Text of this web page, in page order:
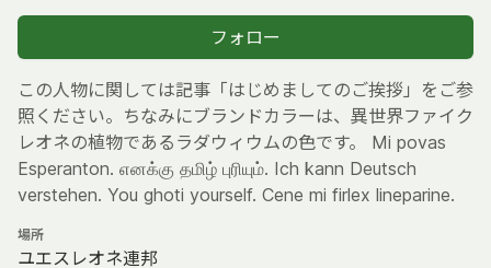
フォロー
この人物に関しては記事「はじめましてのご挨拶」をご参
照ください。ちなみにブランドカラーは、異世界ファイク
レオネの植物であるラダウィウムの色です。 Mi povas
Esperanton. எனக்கு தமிழ் புரியும். Ich kann Deutsch
verstehen. You ghoti yourself. Cene mi firlex lineparine.
場所
ユエスレオネ連邦